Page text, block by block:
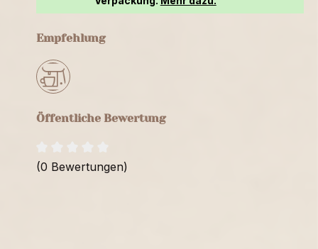
Empfehlung
Öffentliche Bewertung
(0 Bewertungen)